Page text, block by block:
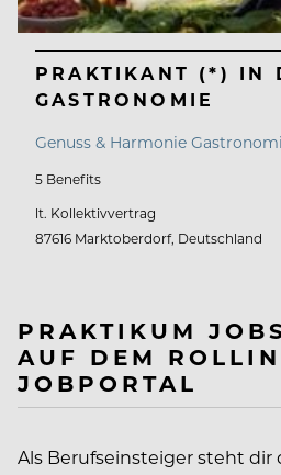
PRAKTIKANT (*) IN
GASTRONOMIE
Genuss & Harmonie
5 Benefits
lt. Kollektivvertrag
87616 Marktoberdorf, Deutschland
PRAKTIKUM
AUF DEM
JOBPORTAL
Als Berufseinsteiger steht